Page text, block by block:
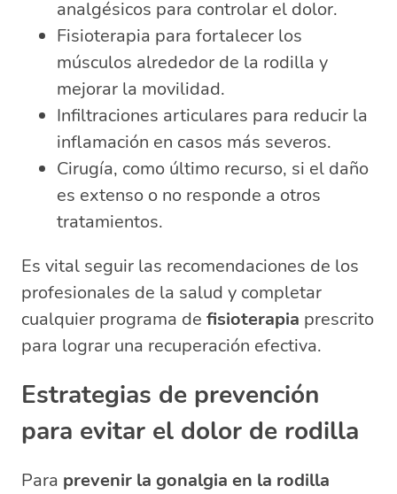
analgésicos para controlar el dolor.
Fisioterapia para fortalecer los
músculos alrededor de la rodilla y
mejorar la movilidad.
Infiltraciones articulares para reducir la
inflamación en casos más severos.
Cirugía, como último recurso, si el daño
es extenso o no responde a otros
tratamientos.
Es vital seguir las recomendaciones de los
profesionales de la salud y completar
cualquier programa de fisioterapia prescrito
para lograr una recuperación efectiva.
Estrategias de prevención
para evitar el dolor de rodilla
Para prevenir la gonalgia en la rodilla